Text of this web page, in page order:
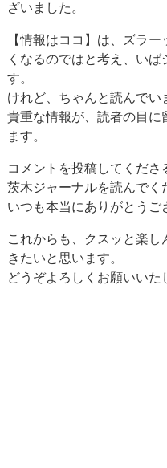
ざいました。
【情報はココ】は、ズラ
くなるのではと考え、い
す。
けれど、ちゃんと読んでい
貴重な情報が、読者の目に
ます。
コメントを投稿してくださ
茨木ジャーナルを読んでく
いつも本当にありがとうご
これからも、クスッと楽
きたいと思います。
どうぞよろしくお願いいた